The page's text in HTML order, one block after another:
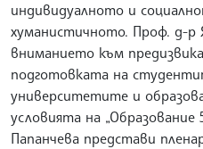
индивидуалното и
хуманистичното. Проф. д-р
вниманието към
подготовката на
университетите и
условията на „Образование
Папанчева представи